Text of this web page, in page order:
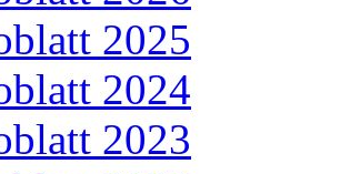
2025
2024
2023